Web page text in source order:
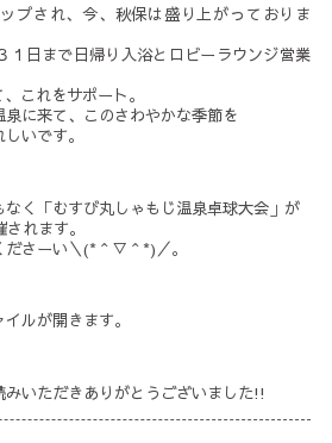
プされ、今、秋保は盛り上がっておりま
１日まで日帰り入浴とロビーラウンジ営業
これをサポート。
に来て、このさわやかな季節を
いです。
く「むすび丸しゃもじ温泉卓球大会」が
れます。
ださーい＼(*＾▽＾*)／。
ルが開きます。
いただきありがとうございました!!